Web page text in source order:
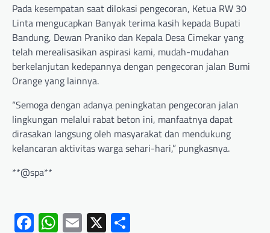
Pada kesempatan saat dilokasi pengecoran, Ketua RW 30
Linta mengucapkan Banyak terima kasih kepada Bupati
Bandung, Dewan Praniko dan Kepala Desa Cimekar yang
telah merealisasikan aspirasi kami, mudah-mudahan
berkelanjutan kedepannya dengan pengecoran jalan Bumi
Orange yang lainnya.
“Semoga dengan adanya peningkatan pengecoran jalan
lingkungan melalui rabat beton ini, manfaatnya dapat
dirasakan langsung oleh masyarakat dan mendukung
kelancaran aktivitas warga sehari-hari,” pungkasnya.
**@spa**
Facebook
WhatsApp
Email
X